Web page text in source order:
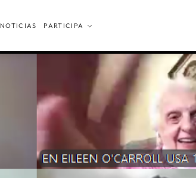
NOTICIAS PARTICIPA